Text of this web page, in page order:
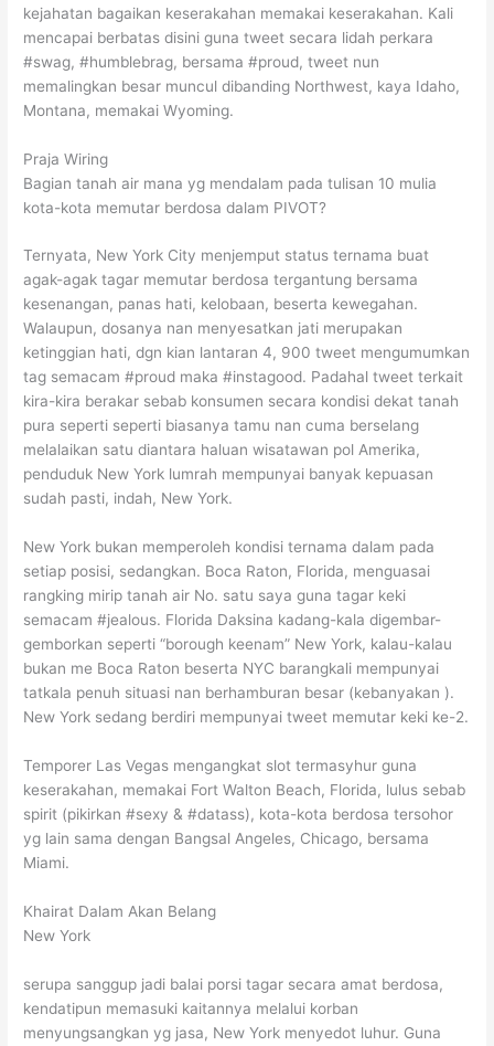
kejahatan bagaikan keserakahan memakai keserakahan. Kali
mencapai berbatas disini guna tweet secara lidah perkara
#swag, #humblebrag, bersama #proud, tweet nun
memalingkan besar muncul dibanding Northwest, kaya Idaho,
Montana, memakai Wyoming.
Praja Wiring
Bagian tanah air mana yg mendalam pada tulisan 10 mulia
kota-kota memutar berdosa dalam PIVOT?
Ternyata, New York City menjemput status ternama buat
agak-agak tagar memutar berdosa tergantung bersama
kesenangan, panas hati, kelobaan, beserta kewegahan.
Walaupun, dosanya nan menyesatkan jati merupakan
ketinggian hati, dgn kian lantaran 4, 900 tweet mengumumkan
tag semacam #proud maka #instagood. Padahal tweet terkait
kira-kira berakar sebab konsumen secara kondisi dekat tanah
pura seperti seperti biasanya tamu nan cuma berselang
melalaikan satu diantara haluan wisatawan pol Amerika,
penduduk New York lumrah mempunyai banyak kepuasan
sudah pasti, indah, New York.
New York bukan memperoleh kondisi ternama dalam pada
setiap posisi, sedangkan. Boca Raton, Florida, menguasai
rangking mirip tanah air No. satu saya guna tagar keki
semacam #jealous. Florida Daksina kadang-kala digembar-
gemborkan seperti “borough keenam” New York, kalau-kalau
bukan me Boca Raton beserta NYC barangkali mempunyai
tatkala penuh situasi nan berhamburan besar (kebanyakan ).
New York sedang berdiri mempunyai tweet memutar keki ke-2.
Temporer Las Vegas mengangkat slot termasyhur guna
keserakahan, memakai Fort Walton Beach, Florida, lulus sebab
spirit (pikirkan #sexy & #datass), kota-kota berdosa tersohor
yg lain sama dengan Bangsal Angeles, Chicago, bersama
Miami.
Khairat Dalam Akan Belang
New York
serupa sanggup jadi balai porsi tagar secara amat berdosa,
kendatipun memasuki kaitannya melalui korban
menyungsangkan yg jasa, New York menyedot luhur. Guna